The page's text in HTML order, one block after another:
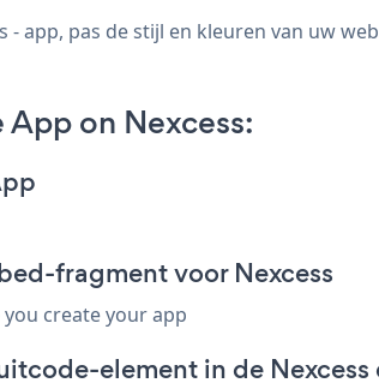
- app, pas de stijl en kleuren van uw
App on Nexcess:
fragment voor Nexcess
create your app
element in de